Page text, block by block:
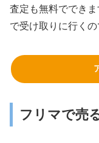
査定も無料ででき
で受け取りに行く
フリマで売